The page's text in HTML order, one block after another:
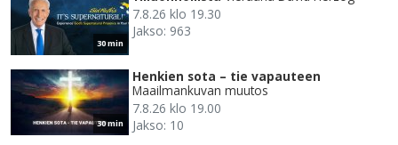
30 min
7.8.26 klo 19.30
Jakso: 963
30 min
Henkien sota – tie vapauteen
Maailmankuvan muutos
7.8.26 klo 19.00
Jakso: 10